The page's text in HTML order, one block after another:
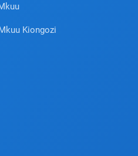
Kiongozi